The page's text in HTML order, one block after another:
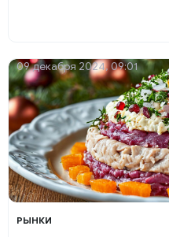
РЫНКИ
09 декабря 2024, 09:01